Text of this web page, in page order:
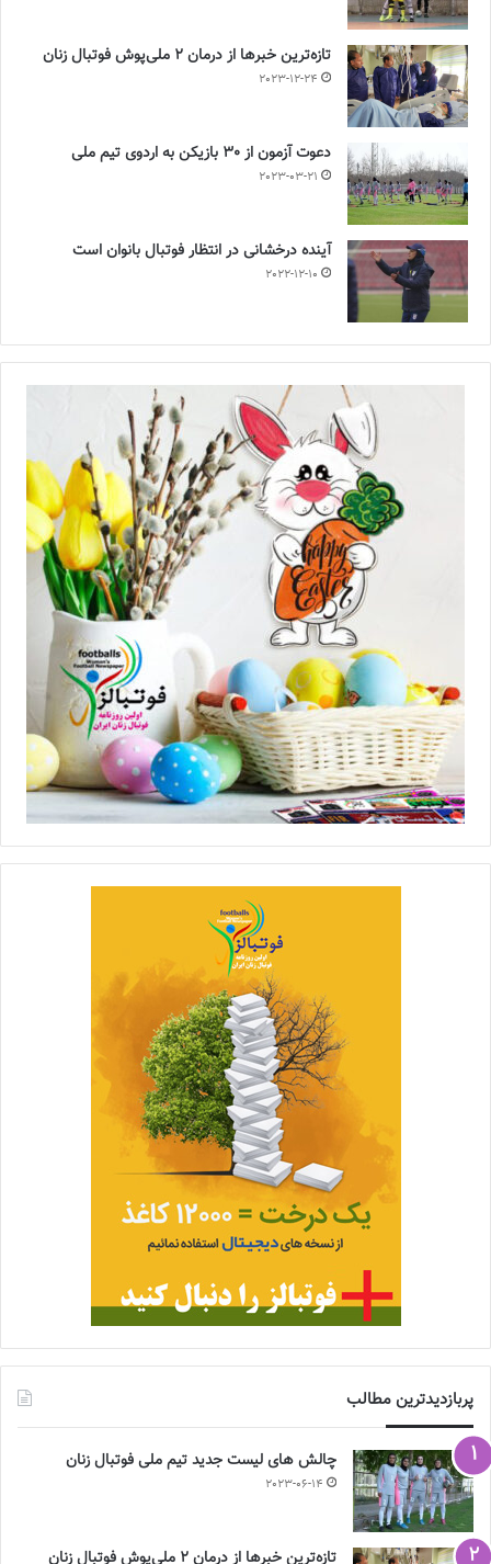
تازه‌ترین خبرها از درمان ۲ ملی‌پوش فوتبال زنان
2023-12-24
دعوت آزمون از 30 بازیکن به اردوی تیم ملی
2023-03-21
آینده درخشانی در انتظار فوتبال بانوان است
2022-12-10
پربازدیدترین مطالب
چالش هاى ليست جدید تيم ملى فوتبال زنان
2023-06-14
تازه‌ترین خبرها از درمان ۲ ملی‌پوش فوتبال زنان